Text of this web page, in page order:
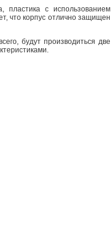
пластика с использованием
что корпус отлично защищен
будут производиться две